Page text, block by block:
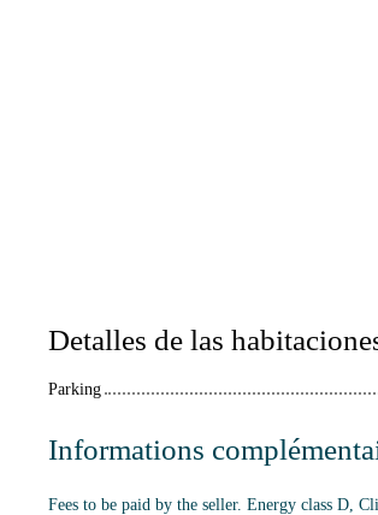
Detalles de las
Parking
Informations
Fees to be paid by the seller. Energy class D,